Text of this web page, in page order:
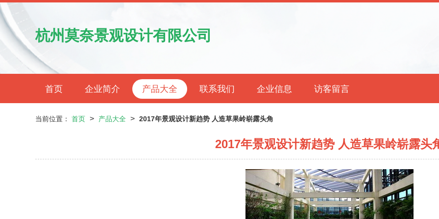
杭州莫奈景观设计有限公司
首页 企业简介 产品大全 联系我们 企业信息 访客留言
当前位置： 首页 > 产品大全 > 2017年景观设计新趋势 人造草果岭崭露头角
2017年景观设计新趋势 人造草果岭崭露头